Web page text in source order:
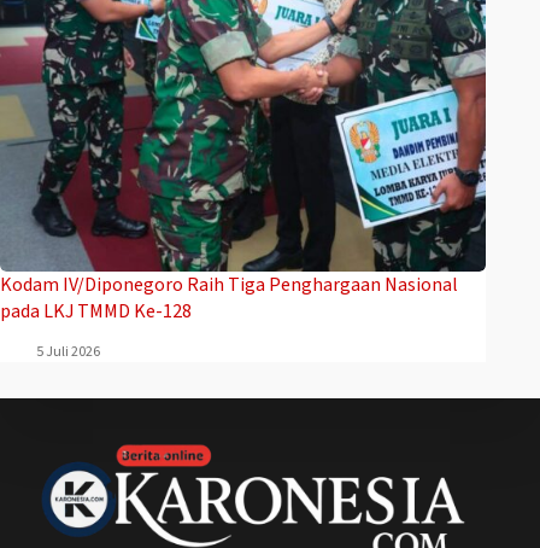
Kodam IV/Diponegoro Raih Tiga Penghargaan Nasional
pada LKJ TMMD Ke-128
5 Juli 2026